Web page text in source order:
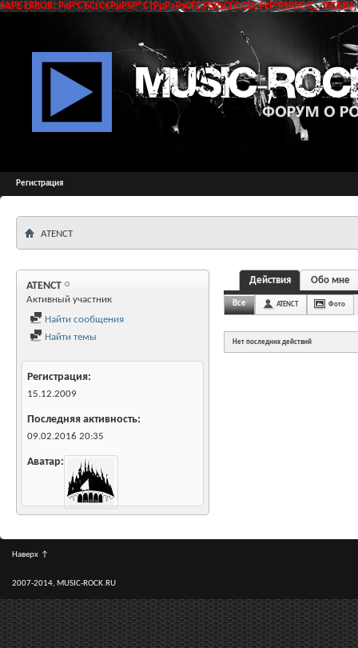
SAPE ERROR: РќР°СЂСѓС€РµРЅР° С†РµР»РѕСЃС‚РЅРѕСЃС‚СЊ РґР°РЅРЅС‹С…
Регистрация
ATENCT
ATENCT
Активный участник
Найти сообщения
Найти темы
Регистрация
15.12.2009
Последняя активность
09.02.2016 20:35
Аватар
Действия Обо мне
Все ATENCT Фото
Нет последних действий
Наверх ↑
2007-2014, MUSIC-ROCK.RU